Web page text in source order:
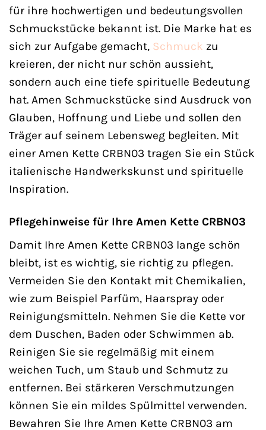
für ihre hochwertigen und bedeutungsvollen
Schmuckstücke bekannt ist. Die Marke hat es
sich zur Aufgabe gemacht, Schmuck zu
kreieren, der nicht nur schön aussieht,
sondern auch eine tiefe spirituelle Bedeutung
hat. Amen Schmuckstücke sind Ausdruck von
Glauben, Hoffnung und Liebe und sollen den
Träger auf seinem Lebensweg begleiten. Mit
einer Amen Kette CRBN03 tragen Sie ein Stück
italienische Handwerkskunst und spirituelle
Inspiration.
Pflegehinweise für Ihre Amen Kette CRBN03
Damit Ihre Amen Kette CRBN03 lange schön
bleibt, ist es wichtig, sie richtig zu pflegen.
Vermeiden Sie den Kontakt mit Chemikalien,
wie zum Beispiel Parfüm, Haarspray oder
Reinigungsmitteln. Nehmen Sie die Kette vor
dem Duschen, Baden oder Schwimmen ab.
Reinigen Sie sie regelmäßig mit einem
weichen Tuch, um Staub und Schmutz zu
entfernen. Bei stärkeren Verschmutzungen
können Sie ein mildes Spülmittel verwenden.
Bewahren Sie Ihre Amen Kette CRBN03 am